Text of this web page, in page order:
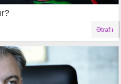
Ətraflı